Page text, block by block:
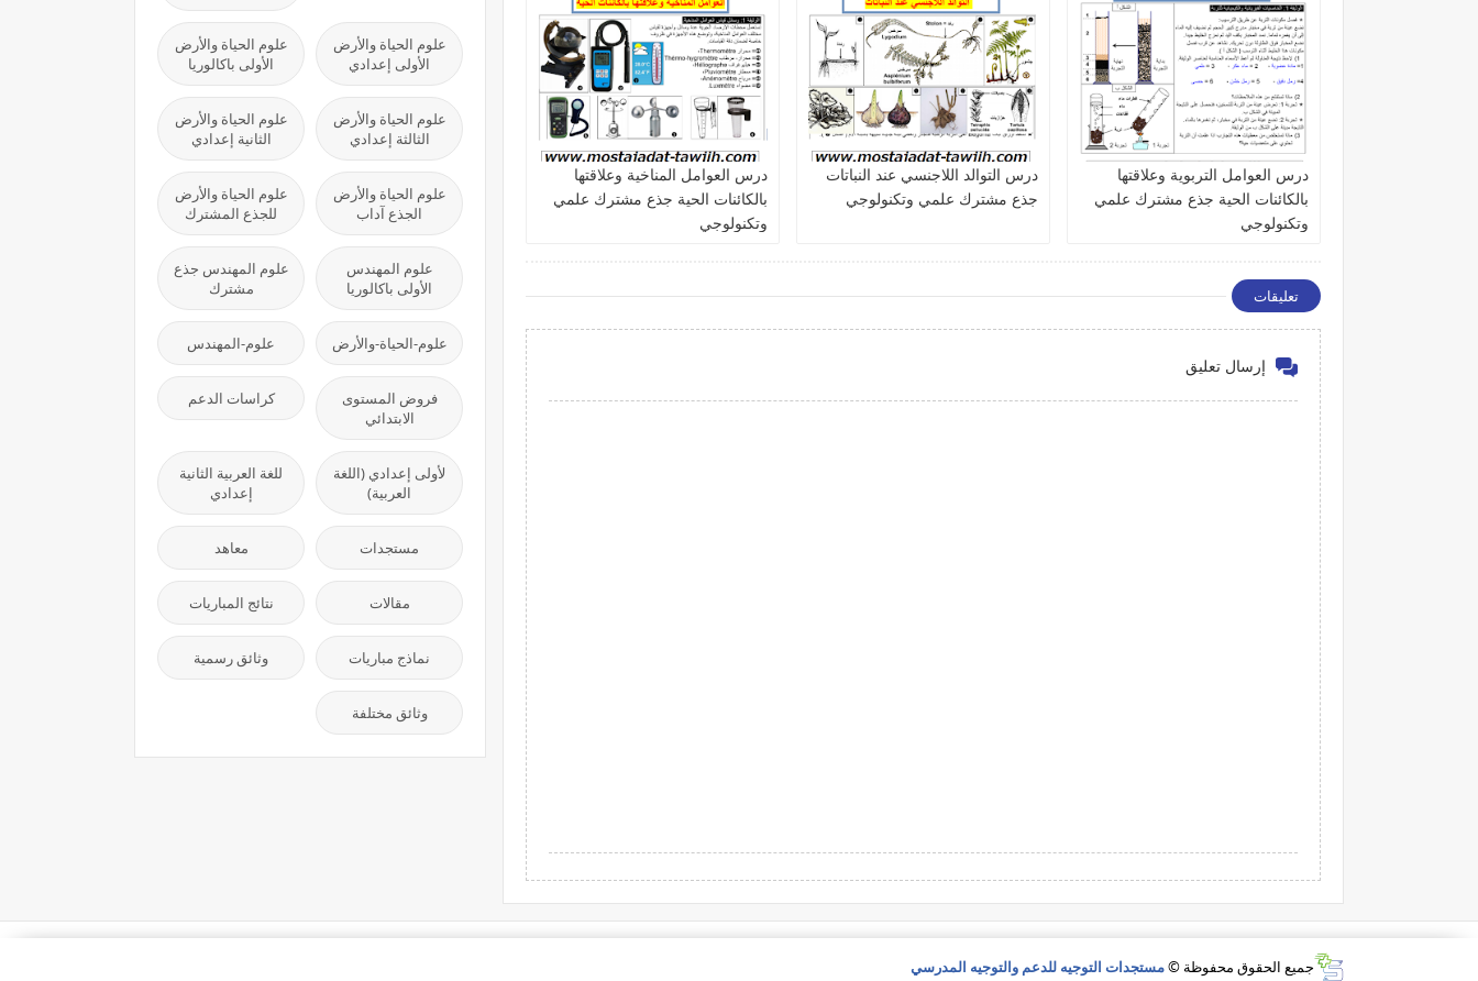
درس العوامل التربوية وعلاقتها
بالكائنات الحية جذع مشترك علمي
وتكنولوجي
درس التوالد اللاجنسي عند النباتات
جذع مشترك علمي وتكنولوجي
درس العوامل المناخية وعلاقتها
بالكائنات الحية جذع مشترك علمي
وتكنولوجي
تعليقات
إرسال تعليق
علوم الحياة والأرض
الأولى إعدادي
علوم الحياة والأرض
الأولى باكالوريا
علوم الحياة والأرض
الثالثة إعدادي
علوم الحياة والأرض
الثانية إعدادي
علوم الحياة والأرض
الجذع آداب
علوم الحياة والأرض
للجذع المشترك
علوم المهندس
الأولى باكالوريا
علوم المهندس جذع
مشترك
علوم-الحياة-والأرض علوم-المهندس
فروض المستوى
الابتدائي
كراسات الدعم
لأولى إعدادي (اللغة
العربية)
للغة العربية الثانية
إعدادي
مستجدات معاهد
مقالات نتائج المباريات
نماذج مباريات وثائق رسمية
وثائق مختلفة
جميع الحقوق محفوظة ©مستجدات التوجيه للدعم والتوجيه المدرسي